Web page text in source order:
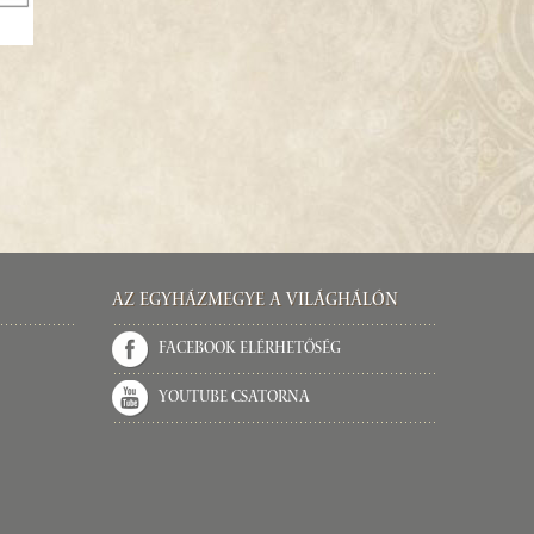
Az Egyházmegye a világhálón
Facebook elérhetőség
Youtube csatorna